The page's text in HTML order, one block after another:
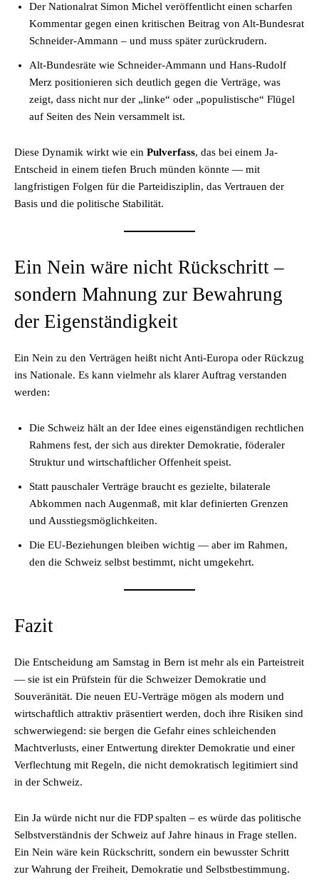
Der Nationalrat Simon Michel veröffentlicht einen scharfen
Kommentar gegen einen kritischen Beitrag von Alt-Bundesrat
Schneider-Ammann – und muss später zurückrudern.
Alt-Bundesräte wie Schneider-Ammann und Hans-Rudolf
Merz positionieren sich deutlich gegen die Verträge, was
zeigt, dass nicht nur der „linke“ oder „populistische“ Flügel
auf Seiten des Nein versammelt ist.
Diese Dynamik wirkt wie ein Pulverfass, das bei einem Ja-
Entscheid in einem tiefen Bruch münden könnte — mit
langfristigen Folgen für die Parteidisziplin, das Vertrauen der
Basis und die politische Stabilität.
Ein Nein wäre nicht Rückschritt –
sondern Mahnung zur Bewahrung
der Eigenständigkeit
Ein Nein zu den Verträgen heißt nicht Anti-Europa oder Rückzug
ins Nationale. Es kann vielmehr als klarer Auftrag verstanden
werden:
Die Schweiz hält an der Idee eines eigenständigen rechtlichen
Rahmens fest, der sich aus direkter Demokratie, föderaler
Struktur und wirtschaftlicher Offenheit speist.
Statt pauschaler Verträge braucht es gezielte, bilaterale
Abkommen nach Augenmaß, mit klar definierten Grenzen
und Ausstiegsmöglichkeiten.
Die EU-Beziehungen bleiben wichtig — aber im Rahmen,
den die Schweiz selbst bestimmt, nicht umgekehrt.
Fazit
Die Entscheidung am Samstag in Bern ist mehr als ein Parteistreit
— sie ist ein Prüfstein für die Schweizer Demokratie und
Souveränität. Die neuen EU-Verträge mögen als modern und
wirtschaftlich attraktiv präsentiert werden, doch ihre Risiken sind
schwerwiegend: sie bergen die Gefahr eines schleichenden
Machtverlusts, einer Entwertung direkter Demokratie und einer
Verflechtung mit Regeln, die nicht demokratisch legitimiert sind
in der Schweiz.
Ein Ja würde nicht nur die FDP spalten – es würde das politische
Selbstverständnis der Schweiz auf Jahre hinaus in Frage stellen.
Ein Nein wäre kein Rückschritt, sondern ein bewusster Schritt
zur Wahrung der Freiheit, Demokratie und Selbstbestimmung.